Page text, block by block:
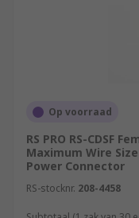
are usually
appropriately
method
termination.
soldered.
Op voorraad
RS PRO RS-CDSF
Maximum Wire
Power Connector
RS-stocknr. 208-4458